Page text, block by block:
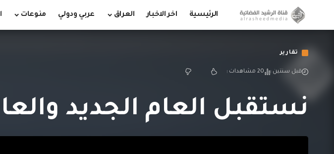
الرئيسية اخر الاخبار العراق عربي ودولي منوعات
تقارير
قبل سنتين 20 مشاهدات
نستقبل العام الجديد